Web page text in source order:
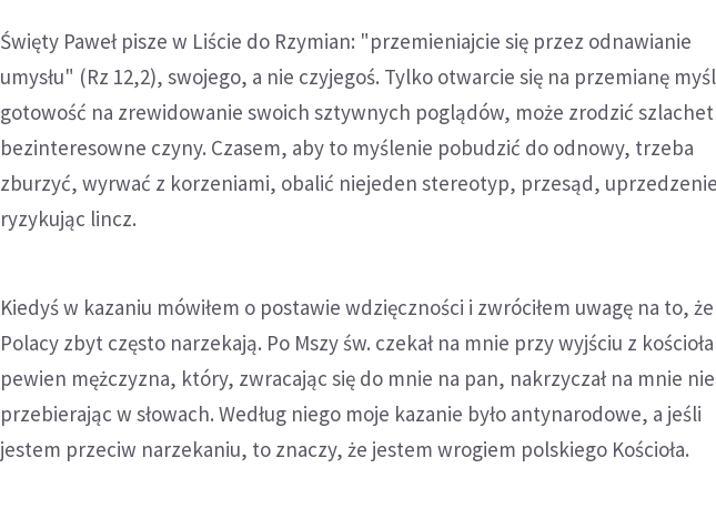
Święty Paweł pisze w Liście do Rzymian: "przemieniajcie się przez odnawianie
umysłu" (Rz 12,2), swojego, a nie czyjegoś. Tylko otwarcie się na przemianę
gotowość na zrewidowanie swoich sztywnych poglądów, może zrodzić
bezinteresowne czyny. Czasem, aby to myślenie pobudzić do odnowy, trzeba
zburzyć, wyrwać z korzeniami, obalić niejeden stereotyp, przesąd,
ryzykując lincz.
Kiedyś w kazaniu mówiłem o postawie wdzięczności i zwróciłem uwagę na to, że
Polacy zbyt często narzekają. Po Mszy św. czekał na mnie przy wyjściu z kościoła
pewien mężczyzna, który, zwracając się do mnie na pan, nakrzyczał na mnie nie
przebierając w słowach. Według niego moje kazanie było antynarodowe, a jeśli
jestem przeciw narzekaniu, to znaczy, że jestem wrogiem polskiego Kościoła.